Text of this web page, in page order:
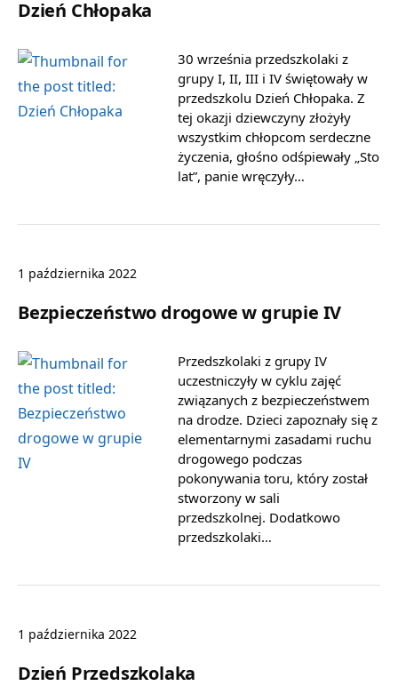
Dzień Chłopaka
30 września przedszkolaki z
grupy I, II, III i IV świętowały w
przedszkolu Dzień Chłopaka. Z
tej okazji dziewczyny złożyły
wszystkim chłopcom serdeczne
życzenia, głośno odśpiewały „Sto
lat”, panie wręczyły…
1 października 2022
Bezpieczeństwo drogowe w grupie IV
Przedszkolaki z grupy IV
uczestniczyły w cyklu zajęć
związanych z bezpieczeństwem
na drodze. Dzieci zapoznały się z
elementarnymi zasadami ruchu
drogowego podczas
pokonywania toru, który został
stworzony w sali
przedszkolnej. Dodatkowo
przedszkolaki…
1 października 2022
Dzień Przedszkolaka